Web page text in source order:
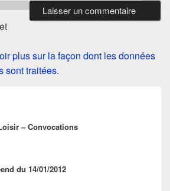
plus sur la façon dont les données
sont traitées.
:
– Convocations
du 14/01/2012